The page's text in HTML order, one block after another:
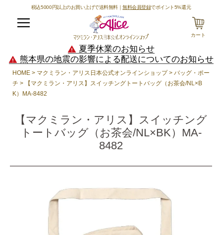
税込5000円以上のお買い上げで送料無料｜無料会員登録でポイント5%還元
カート
夏季休業のお知らせ
熊本県の地震の影響による配送についてのお知らせ
HOME マクミラン・アリス日本公式オンラインショップ
バッグ・ポー
チ
【マクミラン・アリス】スイッチングトートバッグ（お茶会/NL×B
K）MA-8482
【マクミラン・アリス】スイッチング
トートバッグ（お茶会/NL×BK）MA-
8482